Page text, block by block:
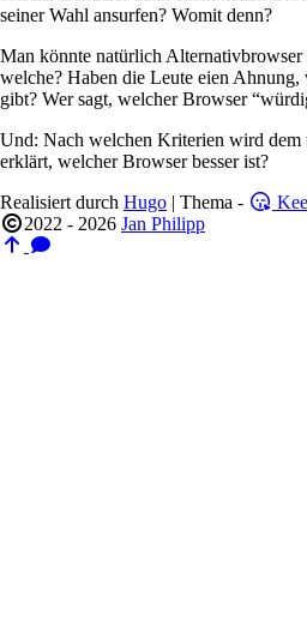
seiner Wahl ansurfen? Womit denn?
Man könnte natürlich
welche? Haben die Leute eien Ahnung,
gibt? Wer sagt, welcher Browser
Und: Nach welchen Kriterien wird dem
erklärt, welcher Browser besser ist?
Realisiert durch Hugo | Thema -
2022 - 2026 Jan Philipp